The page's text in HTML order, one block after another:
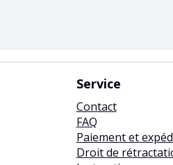
Service
Contact
FAQ
Paiement et
Droit de